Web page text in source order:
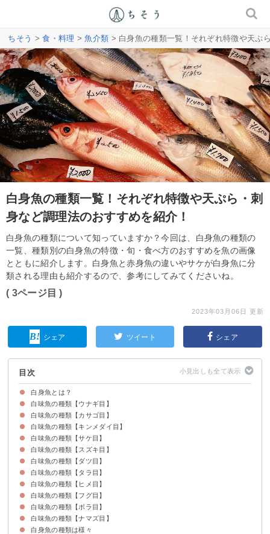
ちそう >食・料理 >魚介類 > 白身魚の種類一覧！それぞれ特徴や天ぷ
白身魚の種類一覧！それぞれ特徴や天ぷら・刺
身など調理法のおすすめを紹介！
白身魚の種類について知っていますか？今回は、白身魚の種類の
一覧、種類別の白身魚の特徴・旬・食べ方のおすすめを魚の画像
とともに紹介します。白身魚と赤身魚の違いやサケが白身魚に分
類される理由も紹介するので、参考にしてみてくださいね。
( 3ページ目 )
2023年03月06日 更新
シェア ツイート シェア
目次
白身魚とは？
白身魚の種類一覧
白身魚と赤身魚の違い
サケが白身魚に分類される理由
白味魚の種類【ウナギ目】
アナゴ
ハモ
白味魚の種類【カサゴ目】
ホッケ
メバル
キンキ
白味魚の種類【キンメダイ目】
キンメダイ
白味魚の種類【サケ目】
サケ
白味魚の種類【スズキ目】
キス
タチウオ
マダイ
シイラ
イシモチ
白味魚の種類【ダツ目】
トビウオ
サヨリ
白味魚の種類【タラ目】
タラ
スケトウダラ
白味魚の種類【ヒメ目】
エソ
白味魚の種類【フグ目】
トラフグ
カワハギ
白味魚の種類【ボラ目】
ボラ
白味魚の種類【ナマズ目】
バサ（パンガシウス）
白身魚の種類は様々